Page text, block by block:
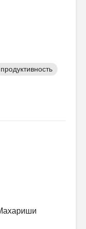
продуктивность